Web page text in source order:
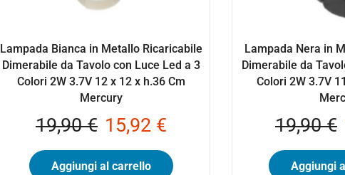
Lampada Bianca in Metallo Ricaricabile
Dimerabile da Tavolo con Luce Led a 3
Colori 2W 3.7V 12 x 12 x h.36 Cm
Mercury
19,90€ 15,92 €
Aggiungi al carrello
Lampada Nera in
Dimerabile da
Colori 2W 3.7V
19,90€
Aggiungi